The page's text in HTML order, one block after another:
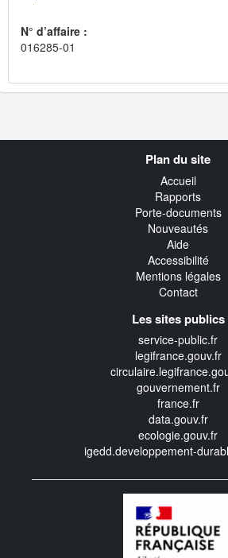
N° d’affaire :
016285-01
Plan du site
Accueil
Rapports
Porte-documents
Nouveautés
Aide
Accessibilité
Mentions légales
Contact
Les sites publics
service-public.fr
legifrance.gouv.fr
gouvernement.fr
france.fr
data.gouv.fr
ecologie.gouv.fr
igedd.developpement-